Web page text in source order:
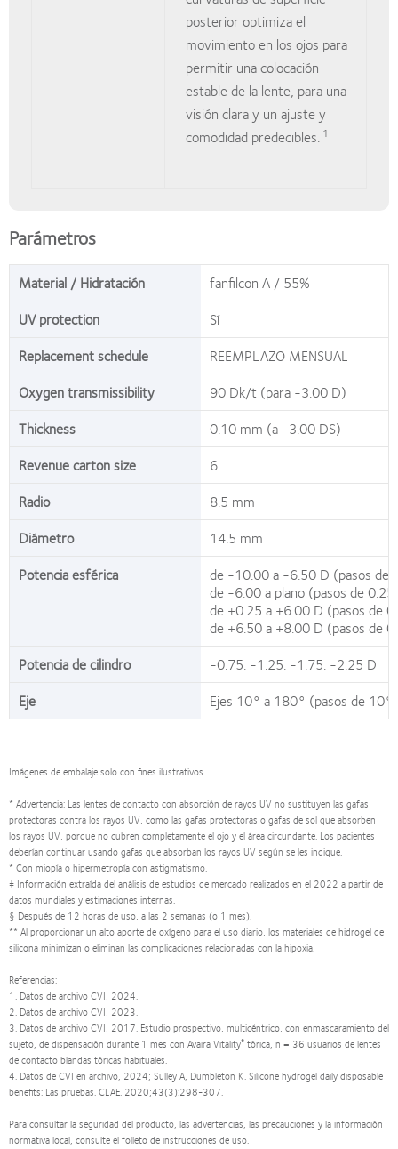
posterior optimiza el
movimiento en los ojos para
permitir una colocación
estable de la lente, para una
visión clara y un ajuste y
comodidad predecibles. 1
Parámetros
Material / Hidratación
fanfilcon A / 55%
UV protection
Sí
Replacement schedule
REEMPLAZO MENSUAL
Oxygen transmissibility
90 Dk/t (para -3.00 D)
Thickness
0.10 mm (a -3.00 DS)
Revenue carton size
6
Radio
8.5 mm
Diámetro
14.5 mm
Potencia esférica
de -10.00 a -6.50 D (pasos de
de -6.00 a plano (pasos de
de +0.25 a +6.00 D (pasos de
de +6.50 a +8.00 D (pasos de
Potencia de cilindro
-0.75. -1.25. -1.75. -2.25 D
Eje
Ejes 10° a 180° (pasos de 10°)
Imágenes de embalaje solo con fines ilustrativos.
* Advertencia: Las lentes de contacto con absorción de rayos UV no sustituyen las gafas
protectoras contra los rayos UV, como las gafas protectoras o gafas de sol que absorben
los rayos UV, porque no cubren completamente el ojo y el área circundante. Los pacientes
deberían continuar usando gafas que absorban los rayos UV según se les indique.
* Con miopía o hipermetropía con astigmatismo.
‡ Información extraída del análisis de estudios de mercado realizados en el 2022 a partir de
datos mundiales y estimaciones internas.
§ Después de 12 horas de uso, a las 2 semanas (o 1 mes).
** Al proporcionar un alto aporte de oxígeno para el uso diario, los materiales de hidrogel de
silicona minimizan o eliminan las complicaciones relacionadas con la hipoxia.
Referencias:
1. Datos de archivo CVI, 2024.
2. Datos de archivo CVI, 2023.
3. Datos de archivo CVI, 2017. Estudio prospectivo, multicéntrico, con enmascaramiento del
sujeto, de dispensación durante 1 mes con Avaira Vitality® tórica, n = 36 usuarios de lentes
de contacto blandas tóricas habituales.
4. Datos de CVI en archivo, 2024; Sulley A, Dumbleton K. Silicone hydrogel daily disposable
benefits: Las pruebas. CLAE. 2020;43(3):298-307.
Para consultar la seguridad del producto, las advertencias, las precauciones y la información
normativa local, consulte el folleto de instrucciones de uso.